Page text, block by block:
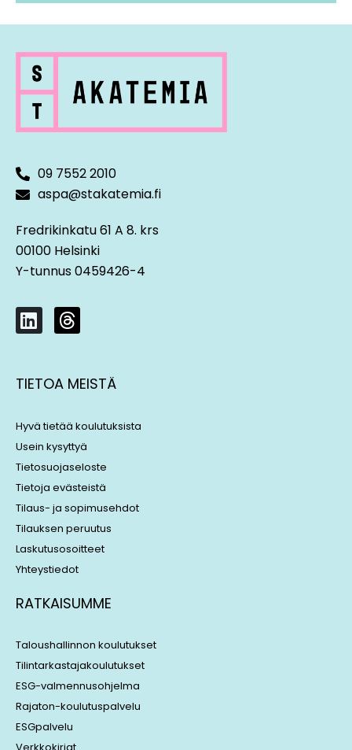
09 7552 2010
aspa@stakatemia.fi
Fredrikinkatu 61 A 8. krs
00100 Helsinki
Y-tunnus 0459426-4
L
i
k
e
i
n
T
h
e
a
s
TIETOA MEISTÄ
Hyvä tietää koulutuksista
Usein kysyttyä
Tietosuojaseloste
Tietoja evästeistä
Tilaus- ja sopimusehdot
Tilauksen peruutus
Laskutusosoitteet
Yhteystiedot
RATKAISUMME
Taloushallinnon koulutukset
Tilintarkastajakoulutukset
ESG-valmennusohjelma
Rajaton-koulutuspalvelu
ESGpalvelu